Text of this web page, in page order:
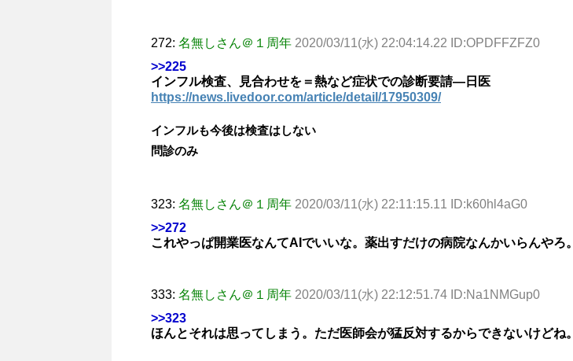
272: 名無しさん＠１周年 2020/03/11(水) 22:04:14.22 ID:OPDFFZFZ0
>>225
インフル検査、見合わせを＝熱など症状での診断要請―日医
https://news.livedoor.com/article/detail/17950309/
インフルも今後は検査はしない
問診のみ
323: 名無しさん＠１周年 2020/03/11(水) 22:11:15.11 ID:k60hl4aG0
>>272
これやっぱ開業医なんてAIでいいな。薬出すだけの病院なんかいらんやろ。
333: 名無しさん＠１周年 2020/03/11(水) 22:12:51.74 ID:Na1NMGup0
>>323
ほんとそれは思ってしまう。ただ医師会が猛反対するからできないけどね。